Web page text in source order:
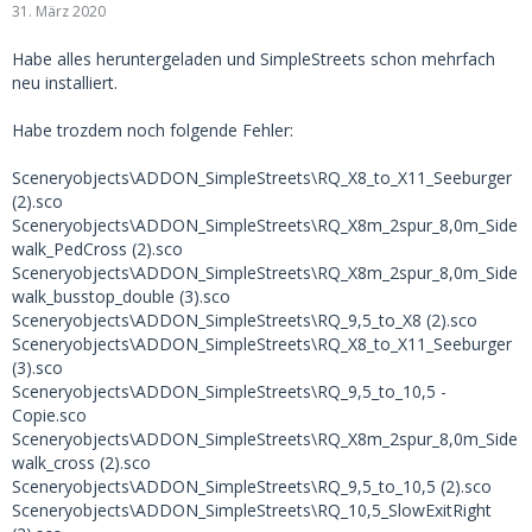
idewalk_junct_forbus (2).sco
naer (2).sco
Sceneryobjects\ADDON_SimpleStreets\RQ_9,5_2spur_6,5m_S
31. März 2020
Habe alles heruntergeladen und SimpleStreets schon mehrfach
neu installiert.
Habe trozdem noch folgende Fehler:
Sceneryobjects\ADDON_SimpleStreets\RQ_X8_to_X11_Seeburger
(2).sco
Sceneryobjects\ADDON_SimpleStreets\RQ_X8m_2spur_8,0m_Side
walk_PedCross (2).sco
Sceneryobjects\ADDON_SimpleStreets\RQ_X8m_2spur_8,0m_Side
walk_busstop_double (3).sco
Sceneryobjects\ADDON_SimpleStreets\RQ_9,5_to_X8 (2).sco
Sceneryobjects\ADDON_SimpleStreets\RQ_X8_to_X11_Seeburger
(3).sco
Sceneryobjects\ADDON_SimpleStreets\RQ_9,5_to_10,5 -
Copie.sco
Sceneryobjects\ADDON_SimpleStreets\RQ_X8m_2spur_8,0m_Side
walk_cross (2).sco
Sceneryobjects\ADDON_SimpleStreets\RQ_9,5_to_10,5 (2).sco
Sceneryobjects\ADDON_SimpleStreets\RQ_10,5_SlowExitRight